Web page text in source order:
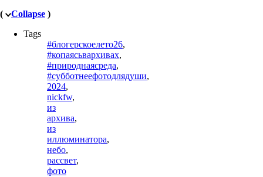
(
Collapse )
Tags
#блогерскоелето26,
#копаясьвархивах,
#природнаясреда,
#субботнеефотодлядуши,
2024,
nickfw,
из
архива,
из
иллюминатора,
небо,
рассвет,
фото